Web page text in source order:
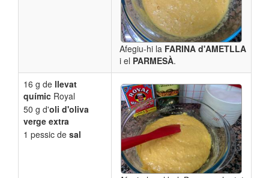
Afegiu-hi la FARINA d'AMETLLA
i el PARMESÀ.
16 g de llevat
químicRoyal
50 g d'oli d'oliva
verge extra
1 pessic de sal